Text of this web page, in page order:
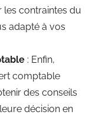
les contraintes du
adapté à vos
: Enfin,
comptable
des conseils
décision en